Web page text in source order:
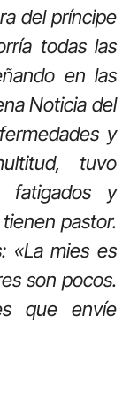
del príncipe
todas las
en las
Noticia del
y
tuvo
fatigados y
pastor.
«La mies es
son pocos.
que envíe